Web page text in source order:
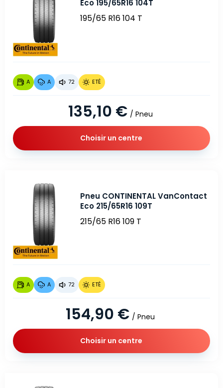
Eco 195/65R16 104T
195/65 R16 104 T
A A 72 ETÉ
135,10 € / Pneu
Choisir un centre
Pneu CONTINENTAL VanContact
Eco 215/65R16 109T
215/65 R16 109 T
A A 72 ETÉ
154,90 € / Pneu
Choisir un centre